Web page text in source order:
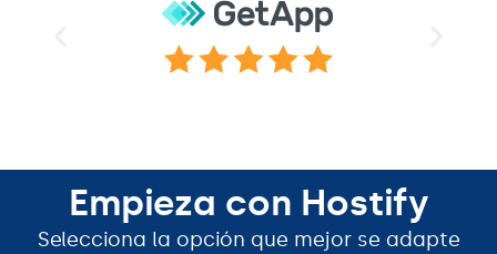
Empieza con Hostify
Selecciona la opción que mejor se adapte